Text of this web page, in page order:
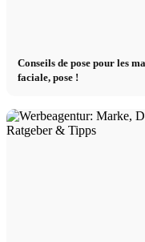
Conseils de pose pour les
faciale, pose !